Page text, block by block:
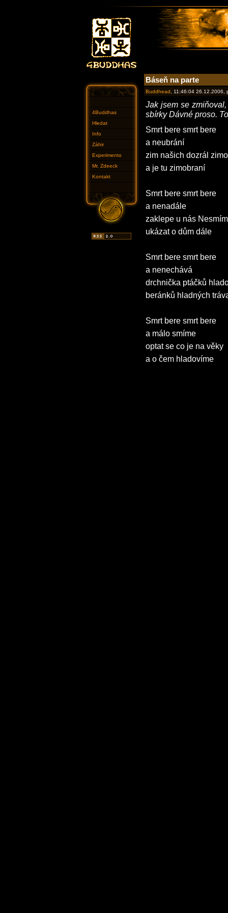
4Buddhas
Hledat
Info
Záhir
Experimento
Mr. Zdeeck
Kontakt
Báseň na parte
Buddhead , 11:46:04 26.12.2006,
Jak jsem se
sbírky Dávné proso.
Smrt bere smrt bere
a neubrání
zim našich dozrál
a je tu zimobraní
Smrt bere smrt bere
a nenadále
zaklepe u nás
ukázat o dům dále
Smrt bere smrt bere
a nenechává
drchnička ptáčků
beránků hladných
Smrt bere smrt bere
a málo smíme
optat se co je na věky
a o čem hladovíme